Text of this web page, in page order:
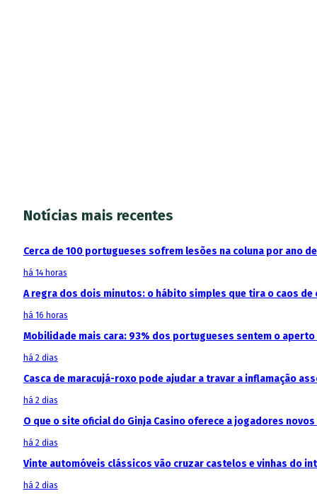
Notícias mais recentes
Cerca de 100 portugueses sofrem lesões na coluna por ano
há 14 horas
A regra dos dois minutos: o hábito simples que tira o caos de
há 16 horas
Mobilidade mais cara: 93% dos portugueses sentem o
há 2 dias
Casca de maracujá-roxo pode ajudar a travar a inflamação
há 2 dias
O que o site oficial do Ginja Casino oferece a jogadores
há 2 dias
Vinte automóveis clássicos vão cruzar castelos e vinhas do
há 2 dias